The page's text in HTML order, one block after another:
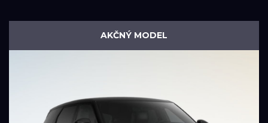
AKČNÝ MODEL